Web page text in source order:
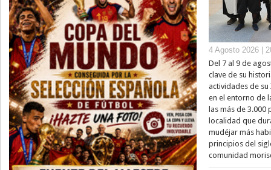
4 Agosto 2026 |
Del 7 al 9 de
clave de su
actividades de
en el entorno de
las más de
localidad que
mudéjar más
principios del
comunidad